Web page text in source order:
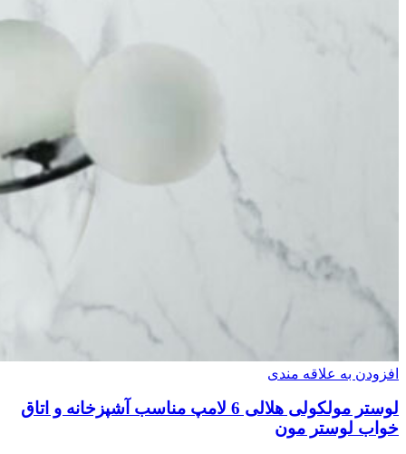
افزودن به علاقه مندی
لوستر مولکولی هلالی 6 لامپ مناسب آشپزخانه و اتاق
خواب لوستر مون